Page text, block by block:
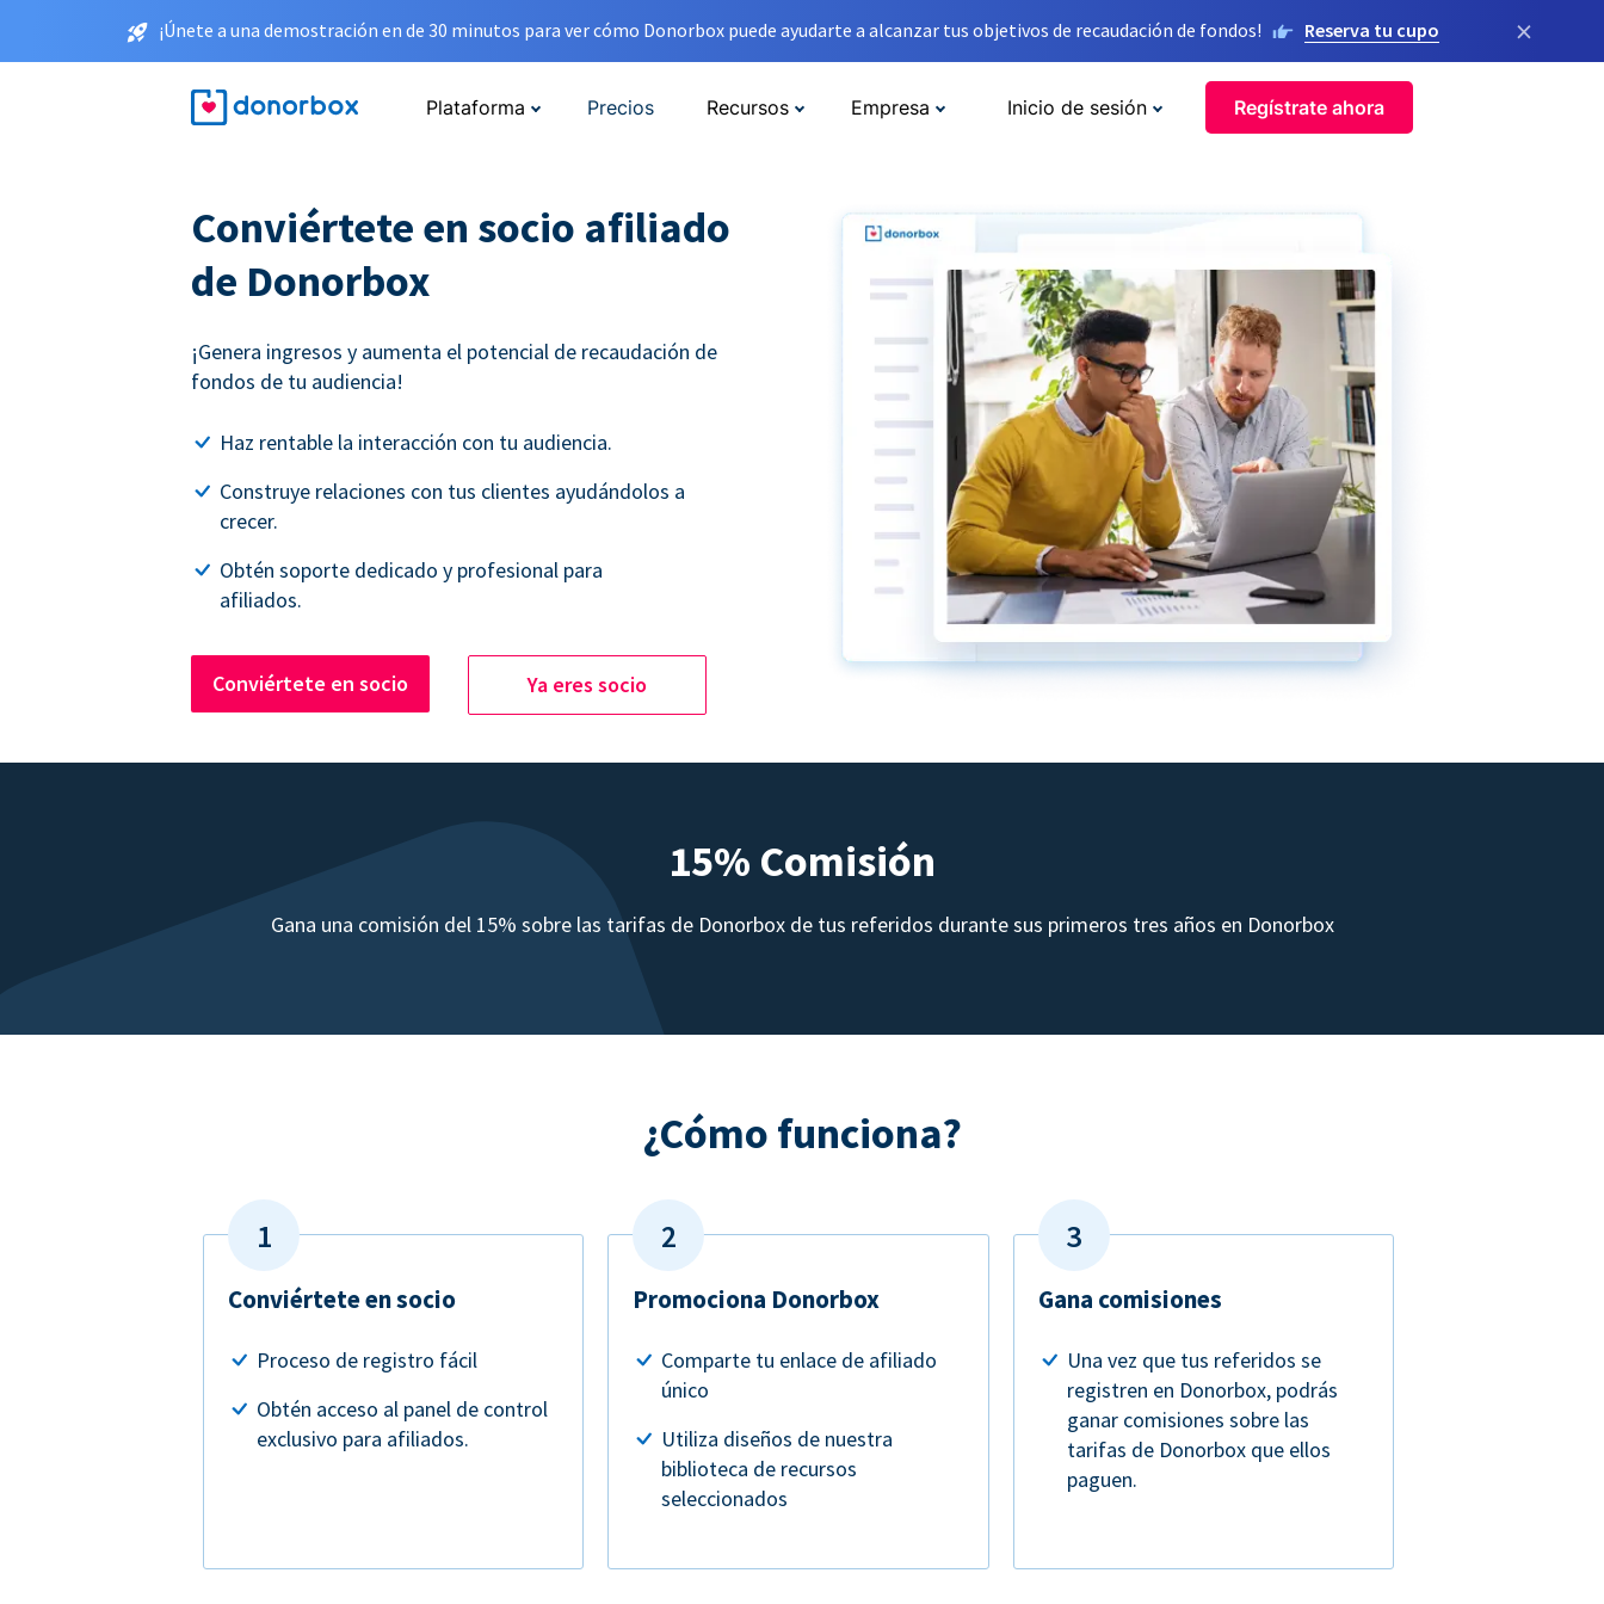
¡Únete a una demostración en de 30 minutos para ver cómo Donorbox puede ayudarte a alcanzar tus objetivos de recaudación de fondos! Reserva tu cupo ×
Plataforma Precios Recursos Empresa Inicio de sesión Regístrate ahora
Conviértete en socio afiliado
de Donorbox
¡Genera ingresos y aumenta el potencial de recaudación de
fondos de tu audiencia!
Haz rentable la interacción con tu audiencia.
Construye relaciones con tus clientes ayudándolos a
crecer.
Obtén soporte dedicado y profesional para
afiliados.
Conviértete en socio Ya eres socio
15% Comisión
Gana una comisión del 15% sobre las tarifas de Donorbox de tus referidos durante sus primeros tres años en Donorbox
¿Cómo funciona?
Conviértete en socio
Proceso de registro fácil
Obtén acceso al panel de control
exclusivo para afiliados.
Promociona Donorbox
Comparte tu enlace de afiliado
único
Utiliza diseños de nuestra
biblioteca de recursos
seleccionados
Gana comisiones
Una vez que tus referidos se
registren en Donorbox, podrás
ganar comisiones sobre las
tarifas de Donorbox que ellos
paguen.